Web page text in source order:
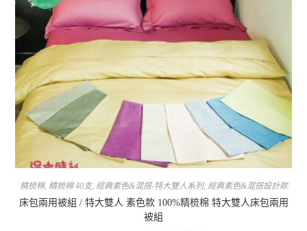
精梳棉, 精梳棉 40支, 經典素色&混搭-特大雙人系列, 經典素色&混搭設計款
床包兩用被組 / 特大雙人 素色款 100%精梳棉 特大雙人床包兩用
被組